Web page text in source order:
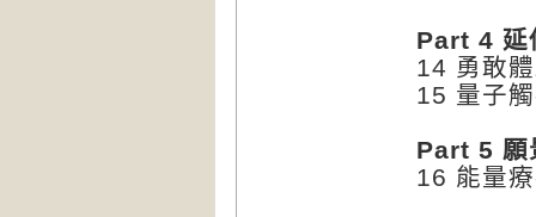
Part 4 延
14 勇敢
15 量子
Part 5 願
16 能量